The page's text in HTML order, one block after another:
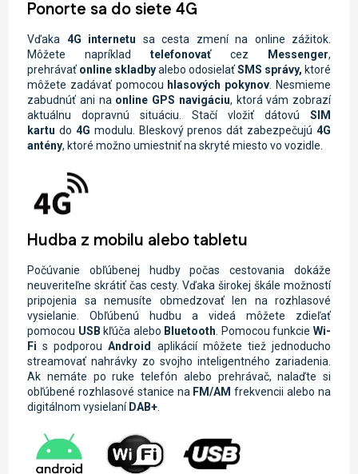
Ponorte sa do siete 4G
Vďaka 4G internetu
sa cesta zmení na online zážitok.
Môžete napríklad
telefonovať cez Messenger,
prehrávať online skladbyalebo odosielaťSMS správy, ktoré
môžete zadávať pomocou hlasových pokynov . Nesmieme
zabudnúť ani na online GPS navigáciu, ktorá vám zobrazí
aktuálnu dopravnú situáciu. Stačí vložiť dátovú
SIM
kartu do 4G modulu. Bleskový prenos dát zabezpečujú 4G
antény, ktoré možno umiestniť na skryté miesto vo vozidle.
Hudba z mobilu alebo tabletu
Počúvanie obľúbenej hudby počas cestovania dokáže
neuveriteľne skrátiť čas cesty. Vďaka širokej škále možností
pripojenia sa nemusíte obmedzovať len na rozhlasové
vysielanie. Obľúbenú hudbu a videá môžete zdieľať
pomocou USB kľúča alebo Bluetooth . Pomocou funkcieWi-
Fi s podporouAndroid
aplikácií môžete tiež jednoducho
streamovať nahrávky zo svojho inteligentného zariadenia.
Ak nemáte po ruke telefón alebo prehrávač, nalaďte si
obľúbené rozhlasové stanice na FM/AM frekvencii alebo na
digitálnom vysielaní DAB+